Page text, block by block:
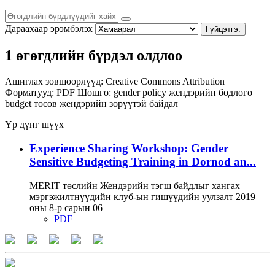
Дараахаар эрэмбэлэх Гүйцэтгэ.
1 өгөгдлийн бүрдэл олдлоо
Ашиглах зөвшөөрлүүд: Creative Commons Attribution
Форматууд: PDF Шошго: gender policy жендэрийн бодлого
budget төсөв жендэрийн зөрүүтэй байдал
Үр дүнг шүүх
Experience Sharing Workshop: Gender
Sensitive Budgeting Training in Dornod an...
MERIT төслийн Жендэрийн тэгш байдлыг хангах
мэргэжилтнүүдийн клуб-ын гишүүдийн уулзалт 2019
оны 8-р сарын 06
PDF